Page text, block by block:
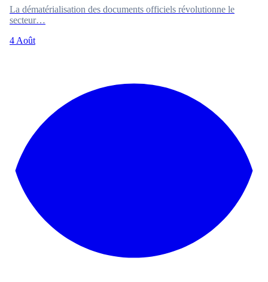
La dématérialisation des documents officiels révolutionne le
secteur…
4 Août